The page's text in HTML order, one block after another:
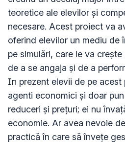
teoretice ale elevilor și
necesare. Acest proiect va
oferind elevilor un mediu de
pe simulări, care le va
de a se angaja și de a
In prezent elevii de pe
agenti economici și doar
reduceri și prețuri; ei nu
economie. Ar avea nevoie
practică în care să învețe